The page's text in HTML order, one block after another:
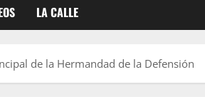
LA CALLE
de la Hermandad de la Defensión